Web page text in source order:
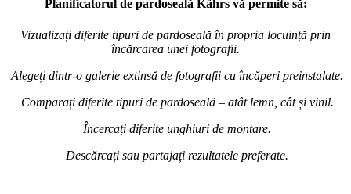
Planificatorul de pardoseală Kährs vă permite să:
Vizualizați diferite tipuri de pardoseală în propria locuință prin
încărcarea unei fotografii.
Alegeți dintr-o galerie extinsă de fotografii cu încăperi preinstalate.
Comparați diferite tipuri de pardoseală – atât lemn, cât și vinil.
Încercați diferite unghiuri de montare.
Descărcați sau partajați rezultatele preferate.